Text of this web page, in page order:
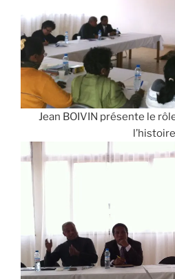
Jean BOIVIN présente le
l’histoire